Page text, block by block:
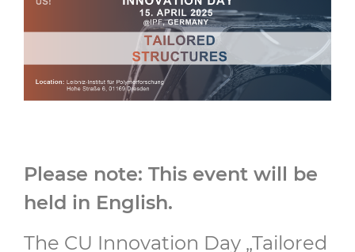
Please note: This event will be
held in English.
The CU Innovation Day „Tailored